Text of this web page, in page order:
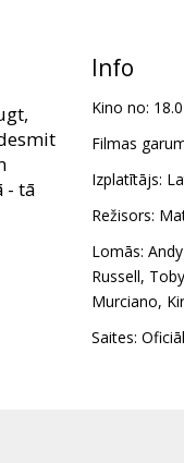
- tā
Info
Kino no:
Filmas
Izplatītājs:
Režisors:
Lomās:
Russell,
Murciano,
Saites: